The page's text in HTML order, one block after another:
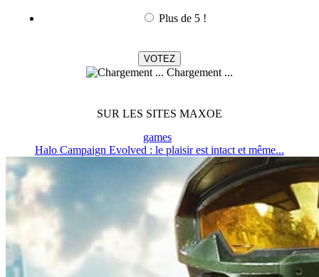
Plus de 5 !
Chargement ...
SUR LES SITES MAXOE
games
Halo Campaign Evolved : le plaisir est intact et même...